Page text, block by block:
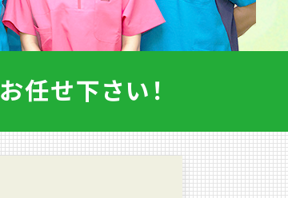
お任せ下さい！